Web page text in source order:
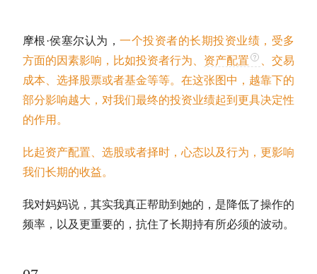
摩根·侯塞尔认为，一个投资者的长期投资业绩，受多
方面的因素影响，比如投资者行为、 资产配置
、交易
成本、选择股票或者基金等等。在这张图中，越靠下的
部分影响越大，对我们最终的投资业绩起到更具决定性
的作用。
比起资产配置 、选股或者择时 ，心态以及行为，更影响
我们长期的收益。
我对妈妈说，其实我真正帮助到她的，是降低了操作的
频率，以及更重要的，抗住了长期持有所必须的波动。